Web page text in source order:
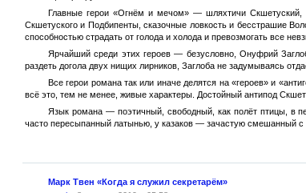
Главные герои «Огнём и мечом» — шляхтичи Скшетуский,
Скшетуского и Подбипенты, сказочные ловкость и бесстрашие
способностью страдать от голода и холода и превозмогать все
Ярчайший среди этих героев — безусловно, Онуфрий
раздеть догола двух нищих лирников, Заглоба не задумываясь
Все герои романа так или иначе делятся на «героев» и
всё это, тем не менее, живые характеры. Достойный антипод
Язык романа — поэтичный, свободный, как полёт птицы, в
часто пересыпанный латынью, у казаков — зачастую смешанный с
Марк Твен «Когда я служил секретарём»